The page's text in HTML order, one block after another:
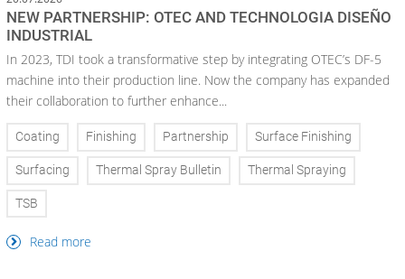
NEW PARTNERSHIP: OTEC AND TECHNOLOGIA DISEÑO
INDUSTRIAL
In 2023, TDI took a transformative step by integrating OTEC’s DF-5
machine into their production line. Now the company has expanded
their collaboration to further enhance...
Coating Finishing Partnership Surface Finishing
Surfacing Thermal Spray Bulletin Thermal Spraying
TSB
Read more